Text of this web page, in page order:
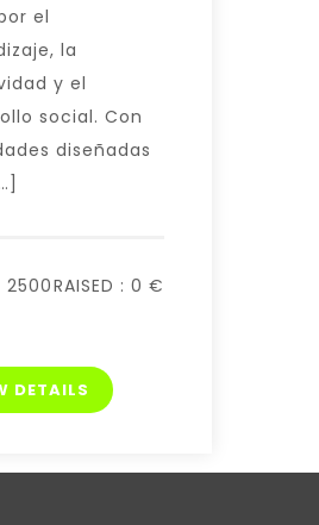
el
la
y el
social. Con
diseñadas
2500RAISED : 0 €
DETAILS